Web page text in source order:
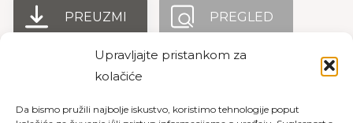
Upravljajte pristankom za
kolačiće
Da bismo pružili najbolje iskustvo, koristimo tehnologije poput
PREUZMI PREGLED
privatnosti |Politika kolačića